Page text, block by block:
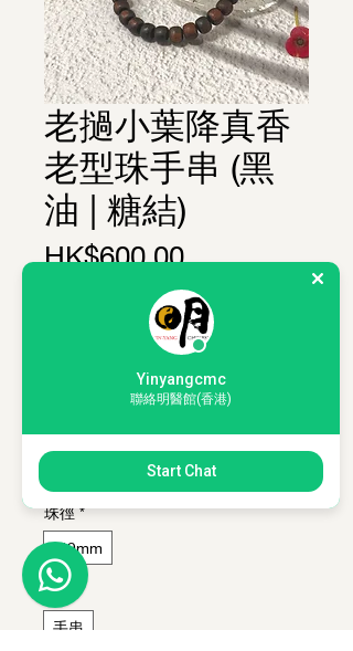
老撾小葉降真香
老型珠手串 (黑
油 | 糖結)
HK$600.00價格
購物滿 HKD350，即可以 HKD200 加
購 1套「薰香入門體驗套裝」
產地 *
珠徑 *
8*9mm
類別 *
手串
Yinyangcmc
聯絡明醫館(香港)
Start Chat